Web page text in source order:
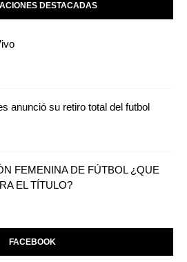
DESTACADAS
anunció su retiro total del futbol
FEMENINA DE FÚTBOL ¿QUE
EL TÍTULO?
FACEBOOK